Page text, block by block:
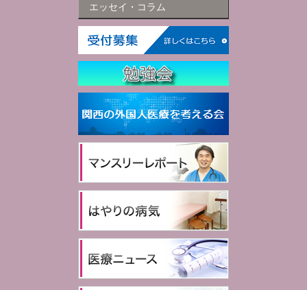
エッセイ・コラム